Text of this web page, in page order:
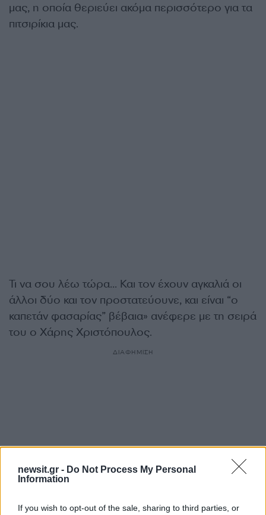
newsit.gr - Do Not Process My Personal
Information
If you wish to opt-out of the sale, sharing to third parties, or
μας, η οποία θεριεύει ακόμα περισσότερο για τα
πιτσιρίκια μας.
Τι να σου λέω τώρα… Και τον έχουν αγκαλιά οι
άλλοι δύο και τον προστατεύουνε, και είναι “ο
καπετάν φασαρίας” βέβαια» ανέφερε με τη σειρά
του ο Χάρης Χριστόπουλος.
ΔΙΑΦΗΜΙΣΗ